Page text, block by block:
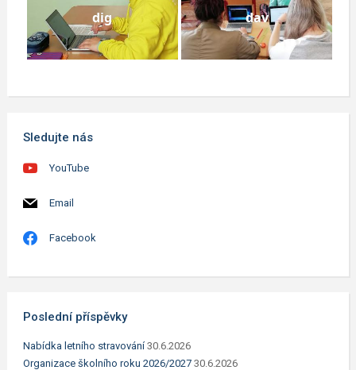
dig dav
Sledujte nás
YouTube
Email
Facebook
Poslední příspěvky
Nabídka letního stravování 30.6.2026
Organizace školního roku 2026/2027 30.6.2026